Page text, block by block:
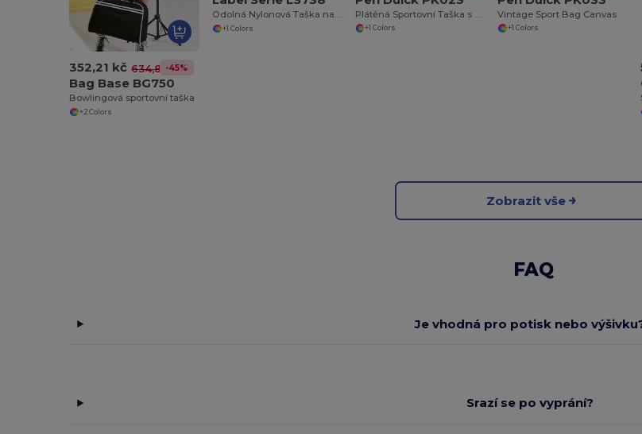
352,21 kč 634,86 kč
-45%
Bag Base BG750
Bowlingová sportovní taška
+2 Colors
Odolná Nylonová Taška na Vybavení
+1 Colors +1 Colors
Vintage Sport Bag Canvas
+1 Colors
Zobrazit vše
FAQ
Je vhodná pro potisk nebo
Srazí se po vyprání?